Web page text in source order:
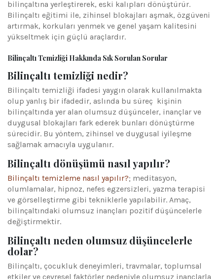
bilinçaltına yerleştirerek, eski kalıpları dönüştürür.
Bilinçaltı eğitimi ile, zihinsel blokajları aşmak, özgüveni
artırmak, korkuları yenmek ve genel yaşam kalitesini
yükseltmek için güçlü araçlardır.
Bilinçaltı Temizliği Hakkında Sık Sorulan Sorular
Bilinçaltı temizliği nedir?
Bilinçaltı temizliği ifadesi yaygın olarak kullanılmakta
olup yanlış bir ifadedir, aslında bu süreç kişinin
bilinçaltında yer alan olumsuz düşünceler, inançlar ve
duygusal blokajları fark ederek bunları dönüştürme
sürecidir. Bu yöntem, zihinsel ve duygusal iyileşme
sağlamak amacıyla uygulanır.
Bilinçaltı dönüşümü nasıl yapılır?
Bilinçaltı temizleme nasıl yapılır?; meditasyon,
olumlamalar, hipnoz, nefes egzersizleri, yazma terapisi
ve görselleştirme gibi tekniklerle yapılabilir. Amaç,
bilinçaltındaki olumsuz inançları pozitif düşüncelerle
değiştirmektir.
Bilinçaltı neden olumsuz düşüncelerle
dolar?
Bilinçaltı, çocukluk deneyimleri, travmalar, toplumsal
etkiler ve çevresel faktörler nedeniyle olumsuz inançlarla